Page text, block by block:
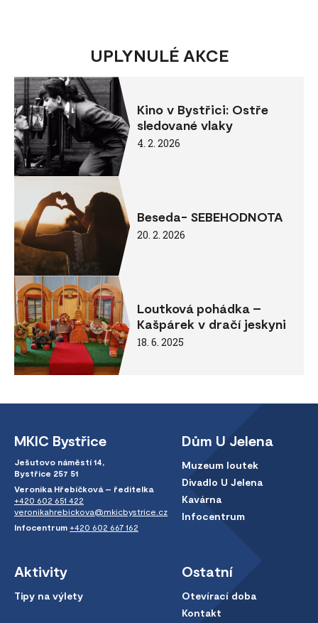
UPLYNULÉ AKCE
Kino v Bystřici: Ostře
sledované vlaky
4. 2. 2026
Beseda- SEBEHODNOTA
20. 2. 2026
Loutková pohádka –
Kašpárek v dračí jeskyni
18. 6. 2025
MKIC Bystřice
Ješutovo náměstí 14,
Bystřice 257 51
Veronika Hřebíčková – ředitelka
+420 602 651 422
veronikahrebickova@mkicbystrice.cz
Infocentrum +420 602 667 162
Dům U Jelena
Muzeum loutek
Divadlo U Jelena
Kavárna
Infocentrum
Aktivity
Tipy na výlety
Ostatní
Otevírací doba
Kontakt